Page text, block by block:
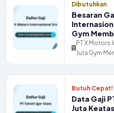
Dibutuhkan
Besaran
Gym
PT X Motors
Juta Gym
Butuh Cepat!
Data Gaji
Juta